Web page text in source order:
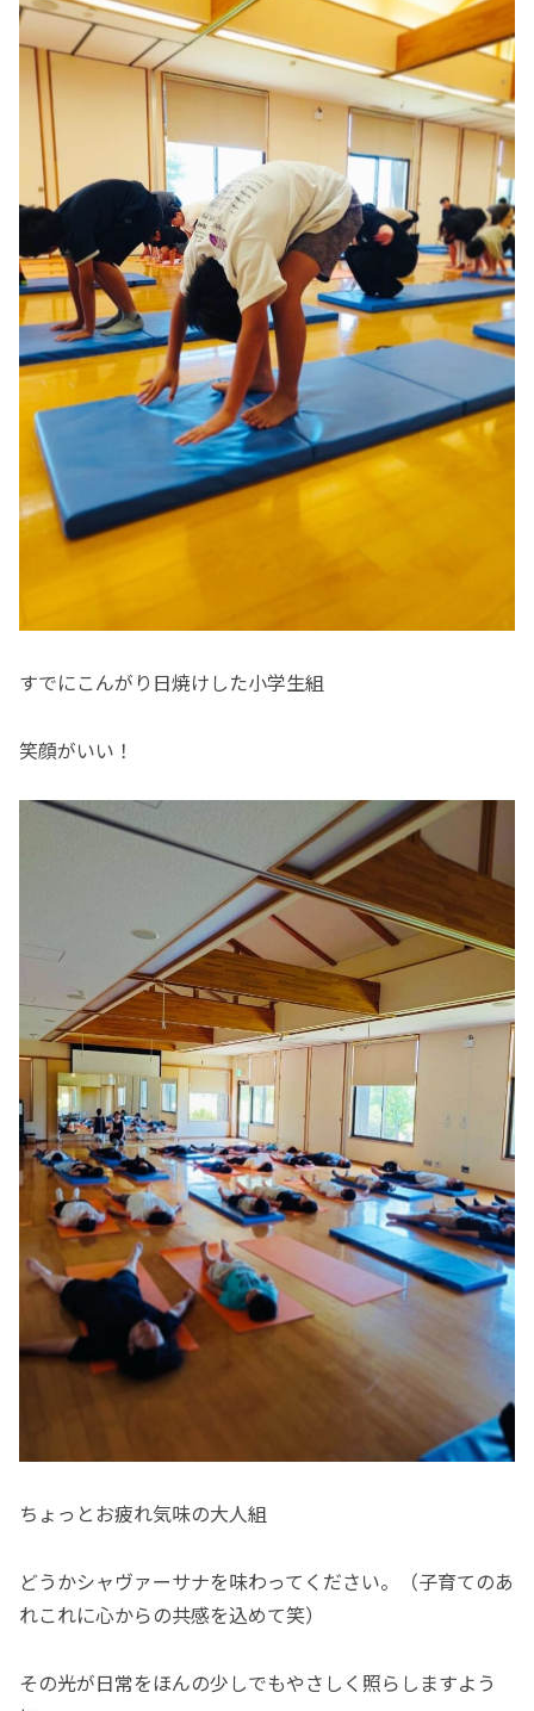
すでにこんがり日焼けした小学生組
笑顔がいい！
ちょっとお疲れ気味の大人組
どうかシャヴァーサナを味わってください。（子育てのあ
れこれに心からの共感を込めて笑）
その光が日常をほんの少しでもやさしく照らしますよう